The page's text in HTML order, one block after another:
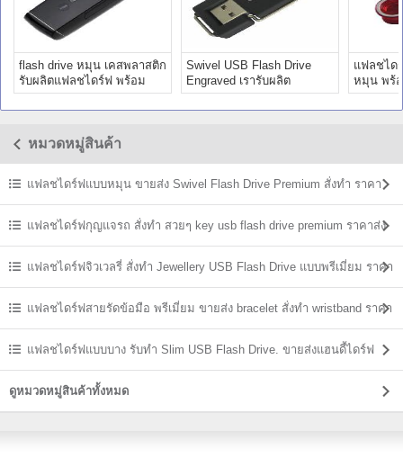
flash drive หมุน เคสพลาสติก
รับผลิตแฟลชไดร์ฟ พร้อม
สกรีนโลโก้ ราคาถูก
Swivel USB Flash Drive
Engraved เรารับผลิต
แฟลชไดร์ฟตามสั่ง พร้อม
สกรีน
แฟลชได
หมุน พร้
เรือนพล
หมวดหมู่สินค้า
แฟลชไดร์ฟแบบหมุน ขายส่ง Swivel Flash Drive Premium สั่งทำ ราคา
ถูก แฟลชไดร์ฟกุญแจรถ สั่งทำ สวยๆ key usb flash drive premium ราคาส่ง
แฟลชไดร์ฟจิวเวลรี่ สั่งทำ Jewellery USB Flash Drive แบบพรีเมี่ยม ราคา
ส่ง แฟลชไดร์ฟสายรัดข้อมือ พรีเมี่ยม ขายส่ง bracelet สั่งทำ wristband ราคา
ถูก แฟลชไดร์ฟแบบบาง รับทำ Slim USB Flash Drive. ขายส่งแฮนดี้ไดร์ฟ
ราคาถูก
ดูหมวดหมู่สินค้าทั้งหมด